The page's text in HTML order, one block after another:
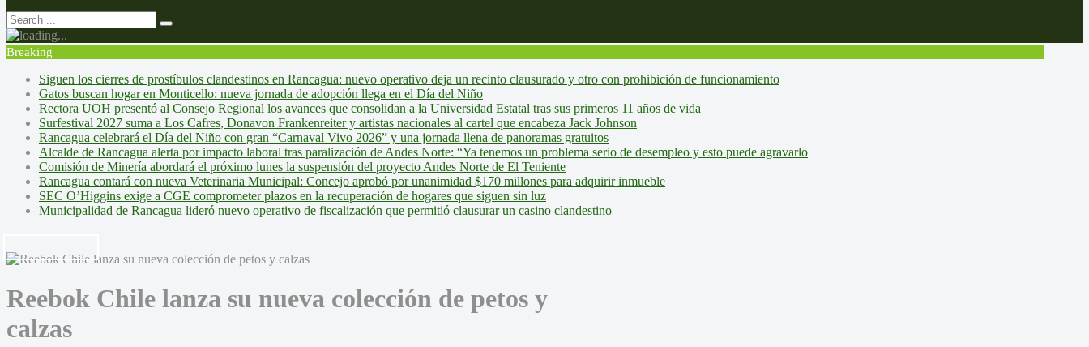
Breaking
Siguen los cierres de prostíbulos clandestinos en Rancagua: nuevo operativo deja un recinto clausurado y otro con prohibición de funcionamiento
Gatos buscan hogar en Monticello: nueva jornada de adopción llega en el Día del Niño
Rectora UOH presentó al Consejo Regional los avances que consolidan a la Universidad Estatal tras sus primeros 11 años de vida
Surfestival 2027 suma a Los Cafres, Donavon Frankenreiter y artistas nacionales al cartel que encabeza Jack Johnson
Rancagua celebrará el Día del Niño con gran “Carnaval Vivo 2026” y una jornada llena de panoramas gratuitos
Alcalde de Rancagua alerta por impacto laboral tras paralización de Andes Norte: “Ya tenemos un problema serio de desempleo y esto puede agravarlo
Comisión de Minería abordará el próximo lunes la suspensión del proyecto Andes Norte de El Teniente
Rancagua contará con nueva Veterinaria Municipal: Concejo aprobó por unanimidad $170 millones para adquirir inmueble
SEC O’Higgins exige a CGE comprometer plazos en la recuperación de hogares que siguen sin luz
Municipalidad de Rancagua lideró nuevo operativo de fiscalización que permitió clausurar un casino clandestino
Reebok Chile lanza su nueva colección de petos y
calzas